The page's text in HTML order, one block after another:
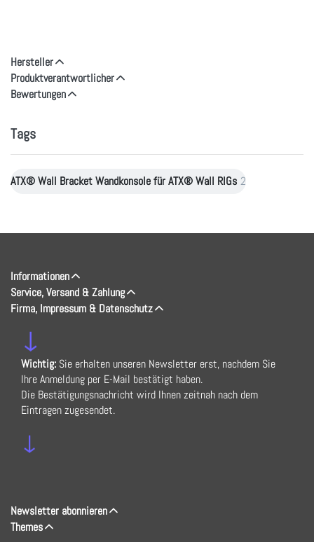
Hersteller
Produktverantwortlicher
Bewertungen
Tags
ATX® Wall Bracket Wandkonsole für ATX® Wall RIGs 2
Informationen
Service, Versand & Zahlung
Firma, Impressum & Datenschutz
↓
Wichtig: Sie erhalten unseren Newsletter erst, nachdem Sie
Ihre Anmeldung per E-Mail bestätigt haben.
Die Bestätigungsnachricht wird Ihnen zeitnah nach dem
Eintragen zugesendet.
↓
Newsletter abonnieren
Themes